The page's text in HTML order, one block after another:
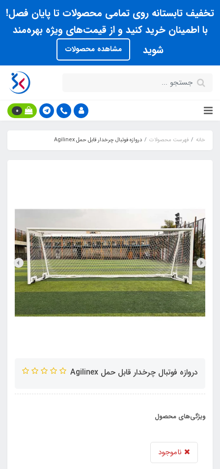
تخفیف تابستانه روی تمامی محصولات تا پایان فصل!
با اطمینان خرید کنید و از قیمت‌های ویژه بهره‌مند
شوید
مشاهده محصولات
0
خانه فهرست محصولات دروازه فوتبال چرخدار قابل حمل Agilinex
دروازه فوتبال چرخدار قابل حمل Agilinex
ویژگی‌های محصول
ناموجود